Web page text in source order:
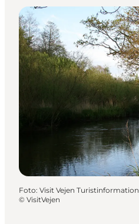
Foto: Visit Vejen Turistinformation
© VisitVejen